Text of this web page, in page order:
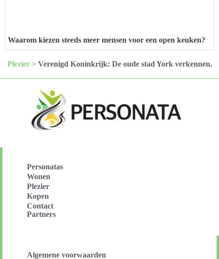
Waarom kiezen steeds meer mensen voor een open keuken?
Plezier> Verenigd Koninkrijk: De oude stad York verkennen.
Personatas
Wonen
Plezier
Kopen
Contact
Partners
Algemene voorwaarden